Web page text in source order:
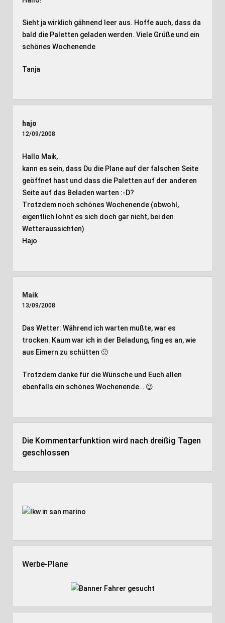
Sieht ja wirklich gähnend leer aus. Hoffe auch, dass da
bald die Paletten geladen werden. Viele Grüße und ein
schönes Wochenende
Tanja
hajo
12/09/2008
Hallo Maik,
kann es sein, dass Du die Plane auf der falschen Seite
geöffnet hast und dass die Paletten auf der anderen
Seite auf das Beladen warten :-D?
Trotzdem noch schönes Wochenende (obwohl,
eigentlich lohnt es sich doch gar nicht, bei den
Wetteraussichten)
Hajo
Maik
13/09/2008
Das Wetter: Während ich warten mußte, war es
trocken. Kaum war ich in der Beladung, fing es an, wie
aus Eimern zu schütten 🙁
Trotzdem danke für die Wünsche und Euch allen
ebenfalls ein schönes Wochenende… 😉
Die Kommentarfunktion wird nach dreißig Tagen
geschlossen
Werbe-Plane